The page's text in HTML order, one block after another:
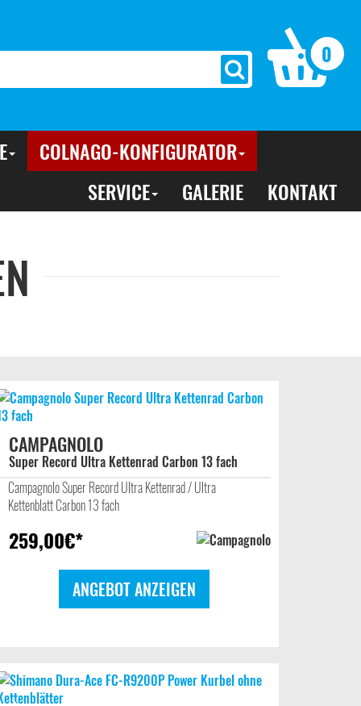
0
COLNAGO-KONFIGURATOR
SERVICE
GALERIE KONTAKT
CAMPAGNOLO
Super Record Ultra Kettenrad Carbon 13 fach
Campagnolo Super Record Ultra Kettenrad / Ultra
Kettenblatt Carbon 13 fach
259,00€*
ANGEBOT ANZEIGEN